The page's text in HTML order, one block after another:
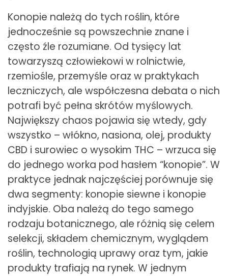
Konopie należą do tych roślin, które
jednocześnie są powszechnie znane i
często źle rozumiane. Od tysięcy lat
towarzyszą człowiekowi w rolnictwie,
rzemiośle, przemyśle oraz w praktykach
leczniczych, ale współczesna debata o nich
potrafi być pełna skrótów myślowych.
Największy chaos pojawia się wtedy, gdy
wszystko – włókno, nasiona, olej, produkty
CBD i surowiec o wysokim THC – wrzuca się
do jednego worka pod hasłem “konopie”. W
praktyce jednak najczęściej porównuje się
dwa segmenty: konopie siewne i konopie
indyjskie. Oba należą do tego samego
rodzaju botanicznego, ale różnią się celem
selekcji, składem chemicznym, wyglądem
roślin, technologią uprawy oraz tym, jakie
produkty trafiają na rynek. W jednym